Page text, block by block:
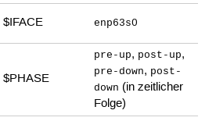
$IFACE enp63s0
$PHASE
pre-up, post-up,
pre-down, post-
down (in zeitlicher
Folge)